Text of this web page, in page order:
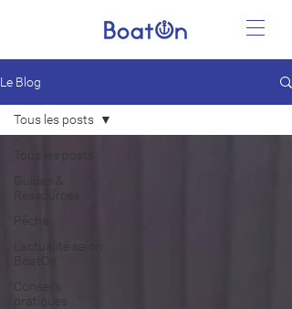
Le Blog
Tous les posts
Guides &
Pêche
BoatOn
Conseils
pratiques
Tous les posts